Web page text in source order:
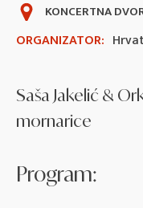
ORGANIZATOR:
KONCERTNA
Saša Jakelić &
mornarice
Program: